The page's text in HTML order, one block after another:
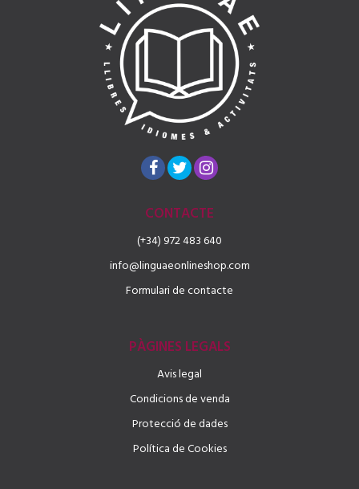
CONTACTE
(+34) 972 483 640
info@linguaeonlineshop.com
Formulari de contacte
PÀGINES LEGALS
Avis legal
Condicions de venda
Protecció de dades
Política de Cookies